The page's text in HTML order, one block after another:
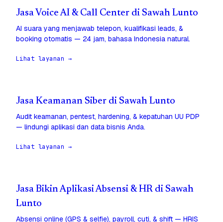
Jasa Voice AI & Call Center di Sawah Lunto
AI suara yang menjawab telepon, kualifikasi leads, &
booking otomatis — 24 jam, bahasa Indonesia natural.
Lihat layanan →
Jasa Keamanan Siber di Sawah Lunto
Audit keamanan, pentest, hardening, & kepatuhan UU PDP
— lindungi aplikasi dan data bisnis Anda.
Lihat layanan →
Jasa Bikin Aplikasi Absensi & HR di Sawah
Lunto
Absensi online (GPS & selfie), payroll, cuti, & shift — HRIS